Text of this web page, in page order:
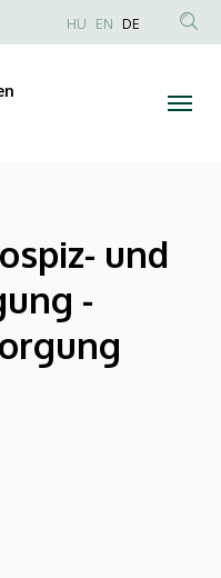
Anonim
HU EN DE
und
-